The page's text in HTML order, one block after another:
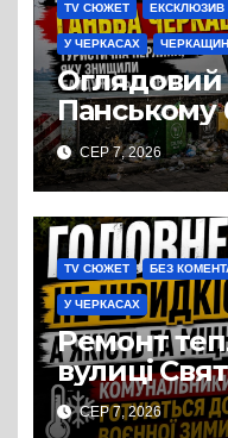
TV СЮЖЕТ ЕКСКЛЮЗИВ
У ЧЕРКАСАХ
Панському
СЕР 7, 2026
TV СЮЖЕТ БЕЗ
У ЧЕРКАСАХ
Ремонт
вулиці
затягнувся
СЕР 7, 2026